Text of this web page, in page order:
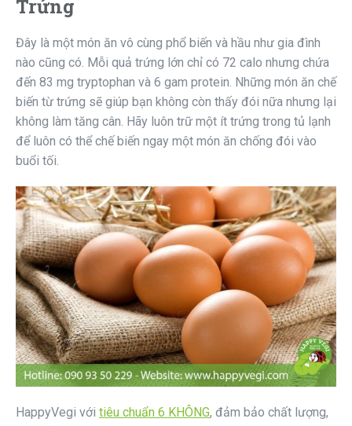
Trứng
Đây là một món ăn vô cùng phổ biến và hầu như gia đình
nào cũng có. Mỗi quả trứng lớn chỉ có 72 calo nhưng chứa
đến 83 mg tryptophan và 6 gam protein. Những món ăn chế
biến từ trứng sẽ giúp bạn không còn thấy đói nữa nhưng lại
không làm tăng cân. Hãy luôn trữ một ít trứng trong tủ lạnh
để luôn có thể chế biến ngay một món ăn chống đói vào
buổi tối.
HappyVegi với tiêu chuẩn 6 KHÔNG, đảm bảo chất lượng,